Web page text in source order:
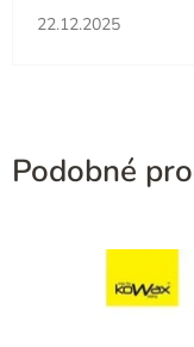
Hodnotenie
22.12.2025
Podobné